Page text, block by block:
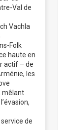
Val de
Vachla
Folk
haute en
actif – de
les
mêlant
de